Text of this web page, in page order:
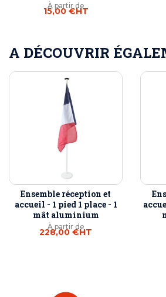
À partir de
15,00 €HT
A DÉCOUVRIR
Ensemble réception et
accueil - 1 pied 1 place - 1
mât aluminium
À partir de
228,00 €HT